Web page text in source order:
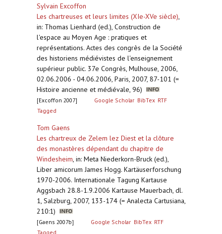
Sylvain Excoffon
Les chartreuses et leurs limites (XIe-XVe siècle),
in: Thomas Lienhard (ed.), Construction de
l'espace au Moyen Age : pratiques et
représentations. Actes des congrès de la Société
des historiens médiévistes de l'enseignement
supérieur public. 37e Congrès, Mulhouse, 2006,
02.06.2006 - 04.06.2006, Paris, 2007, 87-101 (=
Histoire ancienne et médiévale, 96)
[Excoffon 2007] Google Scholar BibTex RTF
Tagged
Tom Gaens
Les chartreux de Zelem lez Diest et la clôture
des monastères dépendant du chapitre de
Windesheim, in: Meta Niederkorn-Bruck (ed.),
Liber amicorum James Hogg. Kartäuserforschung
1970-2006. Internationale Tagung Kartause
Aggsbach 28.8-1.9.2006 Kartause Mauerbach, dl.
1, Salzburg, 2007, 133-174 (= Analecta Cartusiana,
210:1)
[Gaens 2007b] Google Scholar BibTex RTF
Tagged